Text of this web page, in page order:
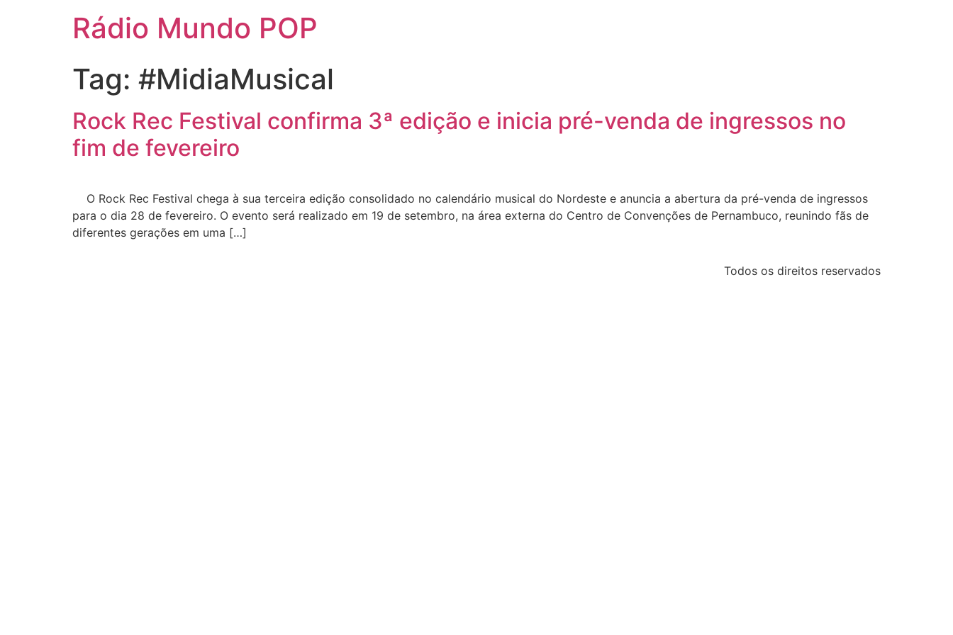
Rádio Mundo POP
Tag: #MidiaMusical
Rock Rec Festival confirma 3ª edição e inicia pré-venda de ingressos no
fim de fevereiro
O Rock Rec Festival chega à sua terceira edição consolidado no calendário musical do Nordeste e anuncia a abertura da pré-venda de ingressos
para o dia 28 de fevereiro. O evento será realizado em 19 de setembro, na área externa do Centro de Convenções de Pernambuco, reunindo fãs de
diferentes gerações em uma […]
Todos os direitos reservados